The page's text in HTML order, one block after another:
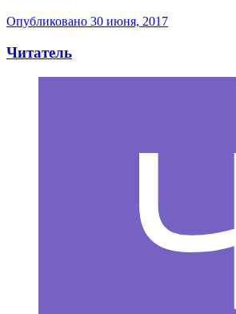
Опубликовано 30 июня, 2017
Читатель